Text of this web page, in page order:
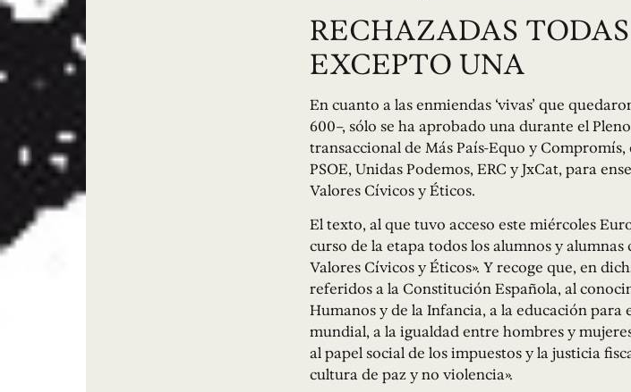
RECHAZADAS
EXCEPTO UNA
En cuanto a las enmiendas ‘vivas’ que
600–, sólo se ha aprobado una durante el
transaccional de Más País-Equo y
PSOE, Unidas Podemos, ERC y JxCat, para
Valores Cívicos y Éticos.
El texto, al que tuvo acceso este miércoles
curso de la etapa todos los alumnos y
Valores Cívicos y Éticos». Y recoge que, en
referidos a la Constitución Española, al
Humanos y de la Infancia, a la educación
mundial, a la igualdad entre hombres y
al papel social de los impuestos y la justicia
cultura de paz y no violencia».